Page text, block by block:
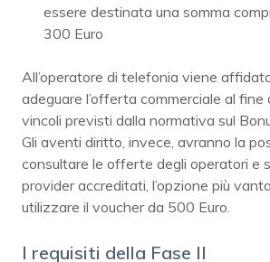
essere destinata una somma
300 Euro
All’operatore di telefonia viene
adeguare l’offerta commerciale al fine
vincoli previsti dalla normativa sul
Gli aventi diritto, invece, avranno la
consultare le offerte degli operatori e
provider accreditati, l’opzione più
utilizzare il voucher da 500 Euro.
I requisiti della Fase II